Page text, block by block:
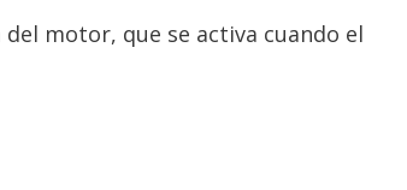
motor, que se activa cuando el